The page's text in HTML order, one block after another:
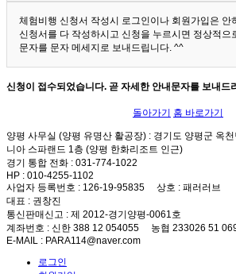
체험비행 신청서 작성시 로그인이나 회원가입은 안
신청서를 다 작성하시고 신청을 누르시면 정상적으
문자를 문자 메세지로 보내드립니다. ^^
신청이 접수되었습니다. 곧 자세한 안내문자를 보내드
돌아가기 홈 바로가기
양평 사무실 (양평 유명산 활공장) : 경기도 양평군 옥
니아 스파랜드 1층 (양평 한화리조트 인근)
경기 통합 전화 : 031-774-1022
HP : 010-4255-1102
사업자 등록번호 : 126-19-95835 상호 : 패러러브
대표 : 권창진
통신판매신고 : 제 2012-경기양평-0061호
계좌번호 : 신한 388 12 054055 농협 233026 51
E-MAIL : PARA114@naver.com
로그인